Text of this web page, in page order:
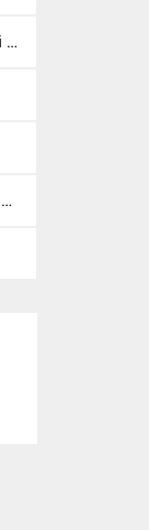
Mevzu Bandırmaspor İse, Gerisi Teferruattır
Bandırmaspor’un Yanındayız Demekle Olmuyor!